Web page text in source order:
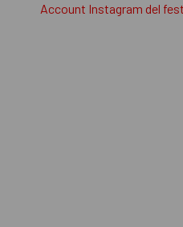
Account Instagram del